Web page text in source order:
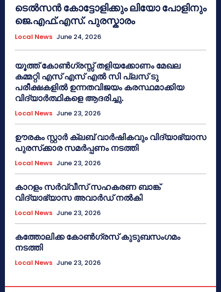
ടെൽസൻ കോട്ടോളിക്കും ലിയോ പോളിനും
ജെ.എഫ്.എസ്. പുരസ്കാരം
Local News June 24, 2026
യൂത്ത് കോൺഗ്രസ്സ് തളിയക്കോണം മേഖല
കമ്മറ്റി എസ് എസ് എൽ സി പ്ലസ് ടു
പരീക്ഷകളിൽ ഉന്നതവിജയം കരസ്ഥമാക്കിയ
വിദ്യാർത്ഥികളെ ആദരിച്ചു.
Local News June 23, 2026
ഊരകം സ്റ്റാർ ക്ലബ് വാർഷികവും വിദ്യാഭ്യാസ
പുരസ്‌ക്കാര സമർപ്പണം നടത്തി
Local News June 23, 2026
കാറളം സർവ്വീസ് സഹകരണ ബാങ്ക്
വിദ്യാഭ്യാസ അവാർഡ് നൽകി
Local News June 23, 2026
കത്തോലിക്ക കോൺഗ്രസ് കുടുബസംഗമം
നടത്തി
Local News June 23, 2026